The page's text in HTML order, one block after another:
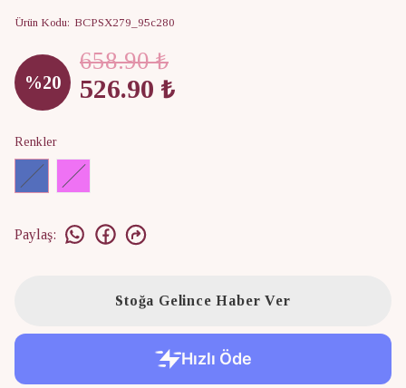
Ürün Kodu: BCPSX279_95c280
%20
658.90 ₺
526.90 ₺
Renkler
Paylaş:
Stoğa Gelince Haber Ver